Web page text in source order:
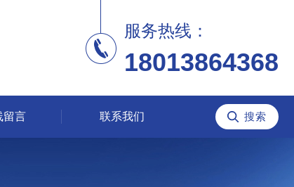
服务热线：
18013864368
留言 联系我们